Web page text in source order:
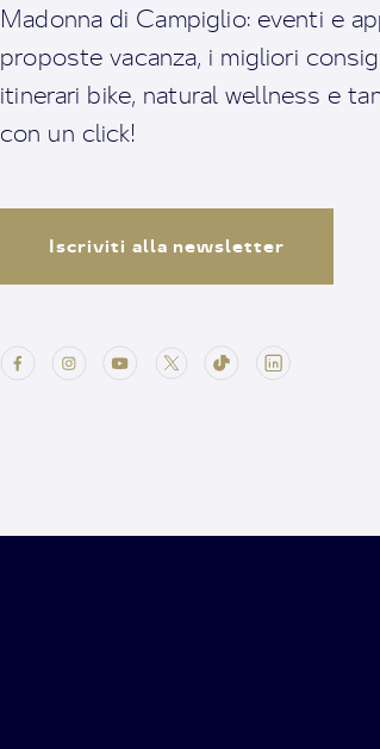
Madonna di Campiglio: eventi e
proposte vacanza, i migliori
itinerari bike, natural wellness e
con un click!
Iscriviti alla newsletter